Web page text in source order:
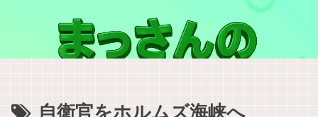
自衛官をホルムズ海峡へ